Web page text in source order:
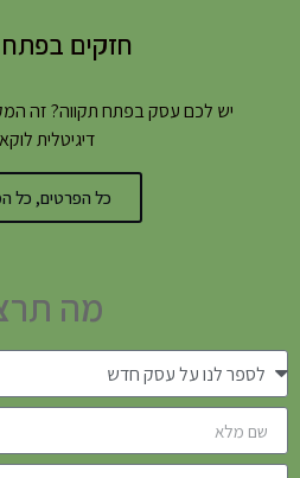
חזקים בפתח
יש לכם עסק בפתח תקווה? זה
דיגיטלית
כל הפרטים, כל
מה